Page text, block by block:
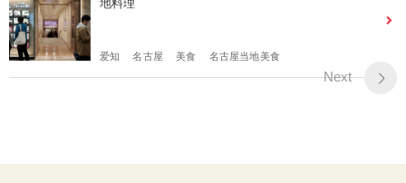
地料理
爱知 名古屋 美食 名古屋当地美食
Next